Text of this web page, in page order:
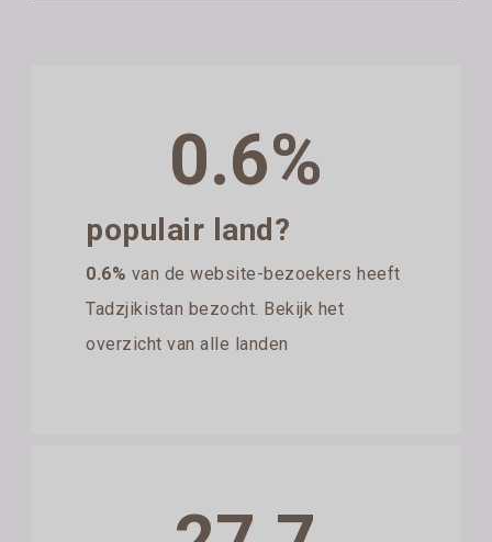
0.6%
populair land?
0.6% van de website-bezoekers heeft
Tadzjikistan bezocht. Bekijk het
overzicht van alle landen